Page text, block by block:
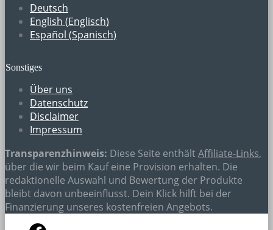
Deutsch
English (Englisch)
Español (Spanisch)
Sonstiges
Über uns
Datenschutz
Disclaimer
Impressum
Transparenzhinweis: Diese Seite enthältAffiliate-Links,
über die wir beim Kauf eine Provision erhalten. Die
redaktionelle Auswahl und Bewertung der Produkte
bleibt davon unbeeinflusst. Dein Klick hilft bei der
Finanzierung unseres kostenfreien Angebots.